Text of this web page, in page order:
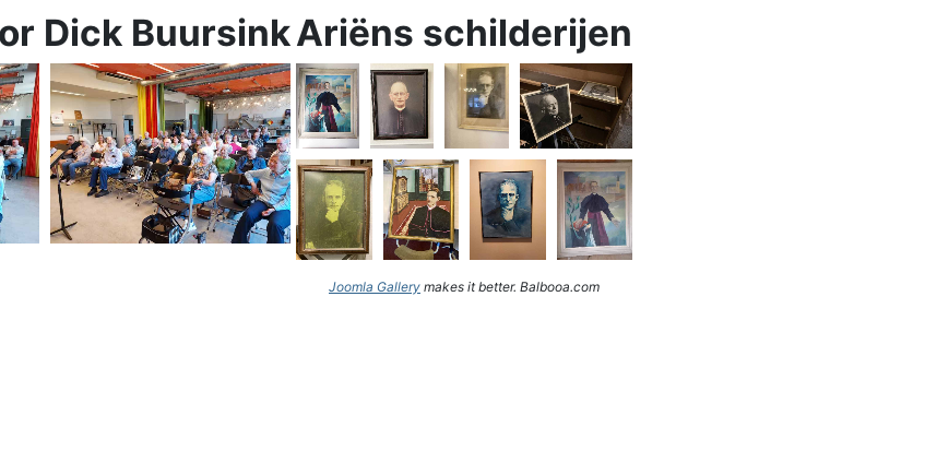
Dick BuursinkAriëns schilderijen
Joomla Gallery makes it better. Balbooa.com